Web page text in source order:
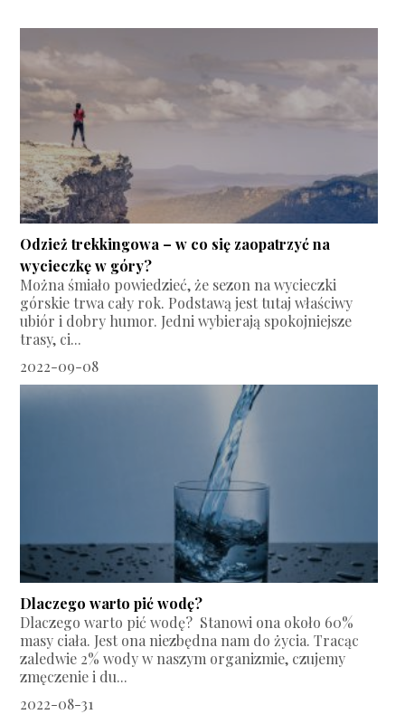
Odzież trekkingowa – w co się zaopatrzyć na
wycieczkę w góry?
Można śmiało powiedzieć, że sezon na wycieczki
górskie trwa cały rok. Podstawą jest tutaj właściwy
ubiór i dobry humor. Jedni wybierają spokojniejsze
trasy, ci...
2022-09-08
Dlaczego warto pić wodę?
Dlaczego warto pić wodę? Stanowi ona około 60%
masy ciała. Jest ona niezbędna nam do życia. Tracąc
zaledwie 2% wody w naszym organizmie, czujemy
zmęczenie i du...
2022-08-31